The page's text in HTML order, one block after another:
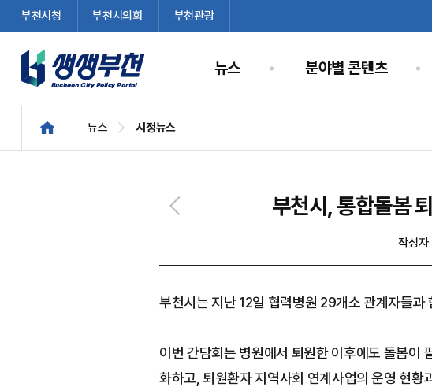
부천시청 부천시의회 부천관광
뉴스 분야별 콘텐츠
뉴스 시정뉴스
부천시, 통합돌봄
작성자
부천시는 지난 12일 협력병원 29개소 관계자들
이번 간담회는 병원에서 퇴원한 이후에도 돌봄이
화하고, 퇴원환자 지역사회 연계사업의 운영 현황